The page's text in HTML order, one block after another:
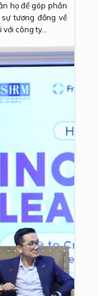
họ để góp phần
tương đồng về
công ty...